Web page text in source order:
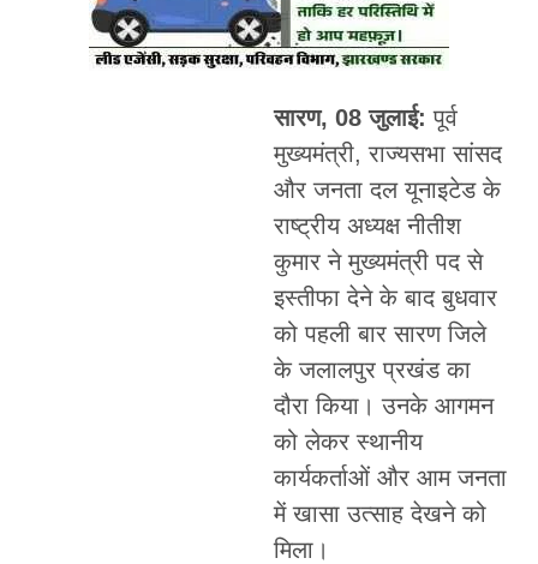
सारण, 08 जुलाई: पूर्व
मुख्यमंत्री, राज्यसभा सांसद
और जनता दल यूनाइटेड के
राष्ट्रीय अध्यक्ष नीतीश
कुमार ने मुख्यमंत्री पद से
इस्तीफा देने के बाद बुधवार
को पहली बार सारण जिले
के जलालपुर प्रखंड का
दौरा किया। उनके आगमन
को लेकर स्थानीय
कार्यकर्ताओं और आम जनता
में खासा उत्साह देखने को
मिला।